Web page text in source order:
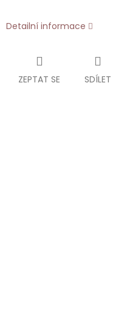
Detailní informace
ZEPTAT SE SDÍLET